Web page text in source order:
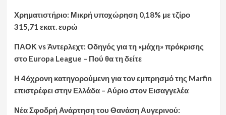
Χρηματιστήριο: Μικρή υποχώρηση 0,18% με τζίρο
315,71 εκατ. ευρώ
ΠΑΟΚ vs Άντερλεχτ: Οδηγός για τη «μάχη» πρόκρισης
στο Europa League – Πού θα τη δείτε
Η 46χρονη κατηγορούμενη για τον εμπρησμό της Marfin
επιστρέφει στην Ελλάδα – Αύριο στον Εισαγγελέα
Νέα Σφοδρή Ανάρτηση του Θανάση Αυγερινού: